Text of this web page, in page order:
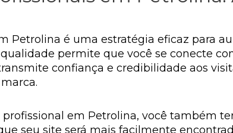
Petrolina é uma estratégia eficaz para
permite que você se conecte
confiança e credibilidade aos
em Petrolina, você também
seu site será mais facilmente